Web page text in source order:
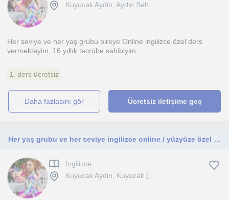
Kuyucak Aydin, Aydin Seh...
Her seviye ve her yaş grubu bireye Online ingilizce özel ders
vermekteyim, 16 yıllık tecrübe sahibiyim
1. ders ücretsiz
daha fazlasını gör Ücretsiz iletişime geç
Her yaş grubu ve her seviye ingilizce online / yüzyüze özel ders vermekteyim
Ingilizce
Kuyucak Aydin, Kuyucak (...